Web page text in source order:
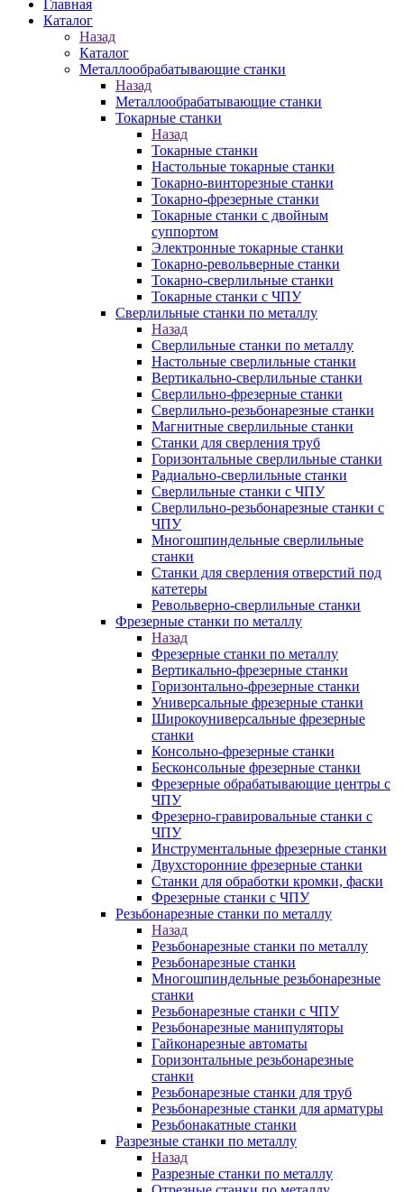
Главная
Каталог
Назад
Каталог
Металлообрабатывающие станки
Назад
Металлообрабатывающие станки
Токарные станки
Назад
Токарные станки
Настольные токарные станки
Токарно-винторезные станки
Токарно-фрезерные станки
Токарные станки с двойным
суппортом
Электронные токарные станки
Токарно-револьверные станки
Токарно-сверлильные станки
Токарные станки с ЧПУ
Сверлильные станки по металлу
Назад
Сверлильные станки по металлу
Настольные сверлильные станки
Вертикально-сверлильные станки
Сверлильно-фрезерные станки
Сверлильно-резьбонарезные станки
Магнитные сверлильные станки
Станки для сверления труб
Горизонтальные сверлильные станки
Радиально-сверлильные станки
Сверлильные станки с ЧПУ
Сверлильно-резьбонарезные станки с
ЧПУ
Многошпиндельные сверлильные
станки
Станки для сверления отверстий под
катетеры
Револьверно-сверлильные станки
Фрезерные станки по металлу
Назад
Фрезерные станки по металлу
Вертикально-фрезерные станки
Горизонтально-фрезерные станки
Универсальные фрезерные станки
Широкоуниверсальные фрезерные
станки
Консольно-фрезерные станки
Бесконсольные фрезерные станки
Фрезерные обрабатывающие центры с
ЧПУ
Фрезерно-гравировальные станки с
ЧПУ
Инструментальные фрезерные станки
Двухсторонние фрезерные станки
Станки для обработки кромки, фаски
Фрезерные станки с ЧПУ
Резьбонарезные станки по металлу
Назад
Резьбонарезные станки по металлу
Резьбонарезные станки
Многошпиндельные резьбонарезные
станки
Резьбонарезные станки с ЧПУ
Резьбонарезные манипуляторы
Гайконарезные автоматы
Горизонтальные резьбонарезные
станки
Резьбонарезные станки для труб
Резьбонарезные станки для арматуры
Резьбонакатные станки
Разрезные станки по металлу
Назад
Разрезные станки по металлу